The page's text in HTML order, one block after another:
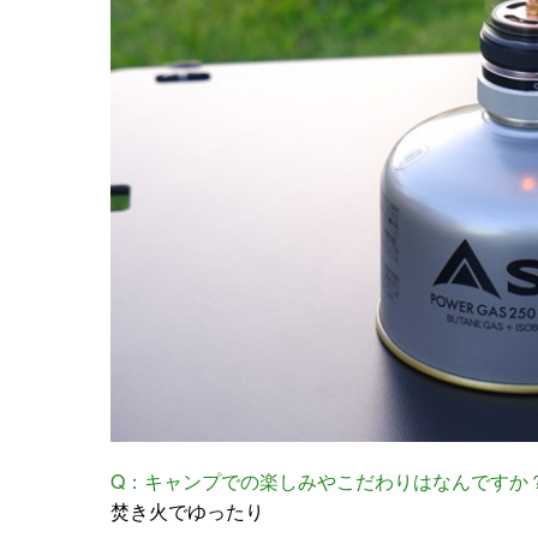
Q：キャンプでの楽しみやこだわりはなんですか
焚き火でゆったり